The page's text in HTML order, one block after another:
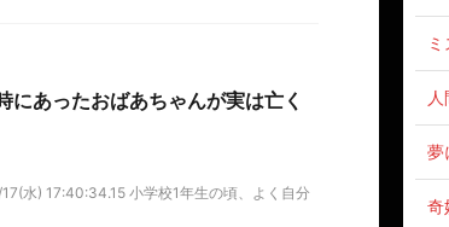
にあったおばあちゃんが実は亡く
水) 17:40:34.15 小学校1年生の頃、よく自分
夢
奇